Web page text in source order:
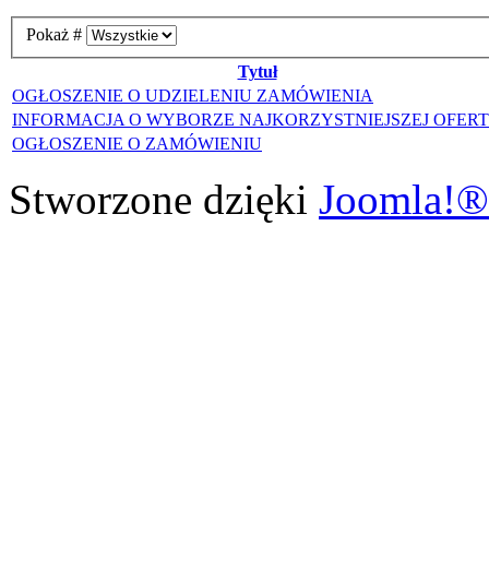
Pokaż #
Tytuł
OGŁOSZENIE O UDZIELENIU ZAMÓWIENIA
INFORMACJA O WYBORZE NAJKORZYSTNIEJSZEJ
OGŁOSZENIE O ZAMÓWIENIU
Stworzone dzięki Joomla!®